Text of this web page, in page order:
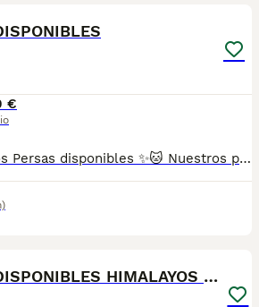
€
🐱✨ Adorables gatitos Persas disponibles ✨🐱 Nuestros pequeños crecen en un entorno familiar 🏡, rodeados de cariño 💕 y están libres de enfermedades genéticas. Son gatitos muy sociables, dulces y cariñosos, ¡te conquistarán desde el primer momento! 😻 Disponemos de diferentes colores de esta maravillosa raza, como Tricolor, Carey, Red/Blue Point y otros. 📋 Se entregan con: ✅ Dos vacunas correspondientes a su edad. ✅ Dos desparasitaciones. ✅ Revisión veterinaria completa. ✅ Cartilla sanitaria y contrato de entrega. ✅ Microchip incluido. 📍Puedes venir a conocerlos sin ningún compromiso. Estaremos encantados de recibirte. 🐾 📸 Todas las imágenes son reales de nuestros propios gatitos Persas. No utilizamos fotografías de Internet ni pertenecemos a multicriaderos. 🚚 Realizamos envíos a cualquier punto de España. 📞 Atención por teléfono y WhatsApp.
GATOS PERSAS DISPONIBLES HIMALAYOS SÚPER CHATOS